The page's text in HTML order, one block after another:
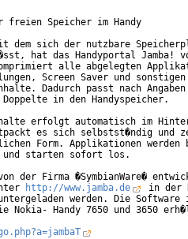
freien Speicher im Handy
dem sich der nutzbare
hat das Handyportal
alle abgelegten
Screen Saver und sonstigen
Dadurch passt nach Angaben
in den Handyspeicher.
erfolgt automatisch im
es sich selbstst�ndig und
Form. Applikationen werden
und starten sofort los.
der Firma �SymbianWare�
http://www.jamba.de
in der
werden. Die Software
Nokia- Handy 7650 und 3650